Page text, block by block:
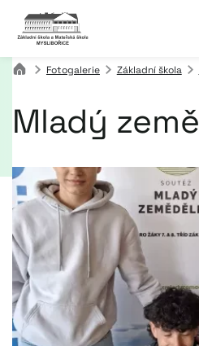
Fotogalerie Základní škola
Mladý